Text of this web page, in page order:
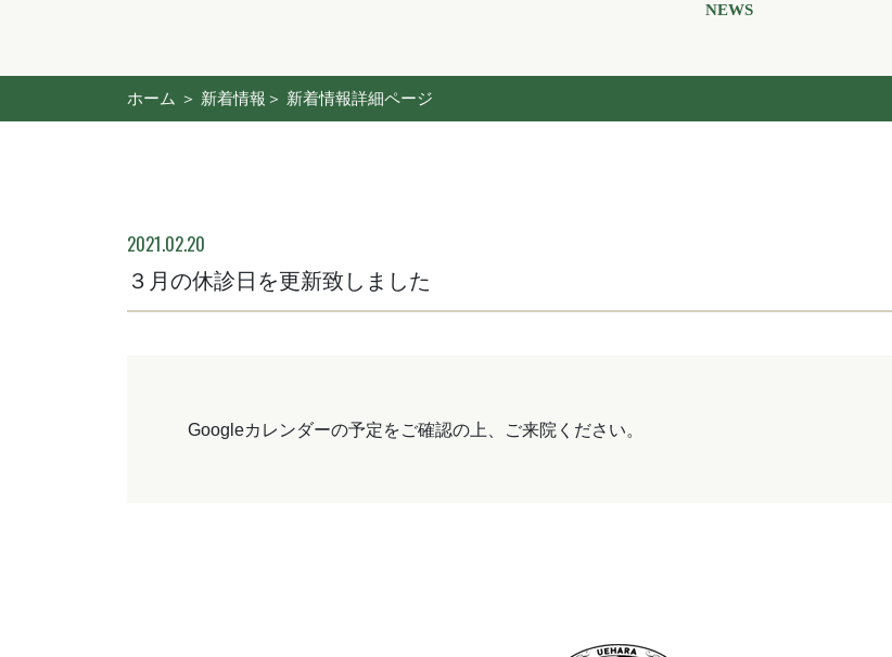
NEWS
ホーム ＞ 新着情報＞ 新着情報詳細ページ
2021.02.20
３月の休診日を更新致しました
Googleカレンダーの予定をご確認の上、ご来院ください。